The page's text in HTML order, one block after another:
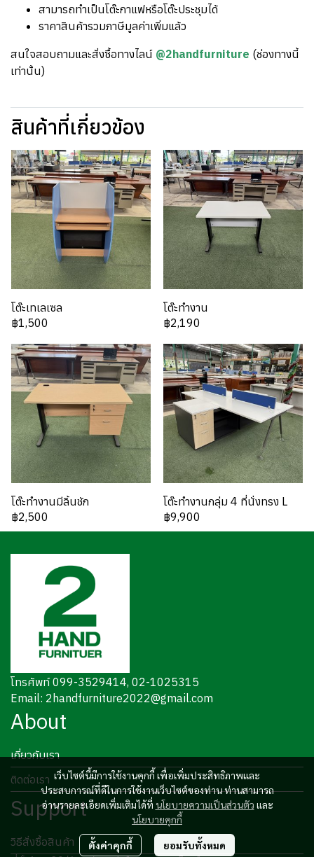
สามารถทำเป็นโต๊ะกาแฟหรือโต๊ะประชุมได้
ราคาสินค้ารวมภาษีมูลค่าเพิ่มแล้ว
สนใจสอบถามและสั่งซื้อทางไลน์ @2handfurniture (ช่องทางนี้
เท่านั้น)
สินค้าที่เกี่ยวข้อง
โต๊ะเทเลเซล
฿1,500
โต๊ะทำงาน
฿2,190
โต๊ะทำงานมีลิ้นชัก
฿2,500
โต๊ะทำงานกลุ่ม 4 ที่นั่งทรง L
฿9,900
เว็บไซต์นี้มีการใช้งานคุกกี้ เพื่อเพิ่มประสิทธิภาพและ
ประสบการณ์ที่ดีในการใช้งานเว็บไซต์ของท่าน ท่านสามารถ
อ่านรายละเอียดเพิ่มเติมได้ที่ นโยบายความเป็นส่วนตัว และ
นโยบายคุกกี้
ตั้งค่าคุกกี้ ยอมรับทั้งหมด
โทรศัพท์ 099-3529414, 02-1025315
Email: 2handfurniture2022@gmail.com
About
เกี่ยวกับเรา
ติดต่อเรา
Support
วิธีสั่งซื้อสินค้า